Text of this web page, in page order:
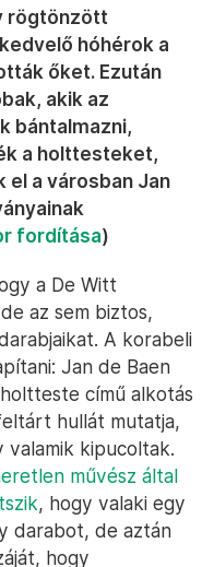
rögtönzött
hóhérok a
őket. Ezután
akik az
bántalmazni,
a holttesteket,
el a városban Jan
fordítása)
a De Witt
az sem biztos,
A korabeli
Jan de Baen
című alkotás
hullát mutatja,
valamik kipucoltak.
művész által
, hogy valaki egy
darabot, de aztán
hogy